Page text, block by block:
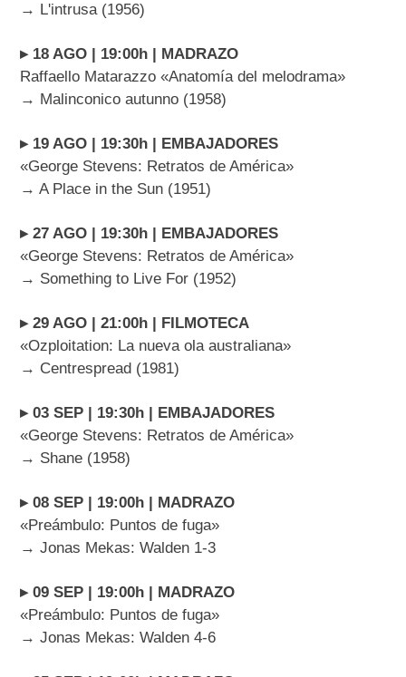
→ L'intrusa (1956)
▸ 18 AGO | 19:00h | MADRAZO
Raffaello Matarazzo «Anatomía del melodrama»
→ Malinconico autunno (1958)
▸ 19 AGO | 19:30h | EMBAJADORES
«George Stevens: Retratos de América»
→ A Place in the Sun (1951)
▸ 27 AGO | 19:30h | EMBAJADORES
«George Stevens: Retratos de América»
→ Something to Live For (1952)
▸ 29 AGO | 21:00h | FILMOTECA
«Ozploitation: La nueva ola australiana»
→ Centrespread (1981)
▸ 03 SEP | 19:30h | EMBAJADORES
«George Stevens: Retratos de América»
→ Shane (1958)
▸ 08 SEP | 19:00h | MADRAZO
«Preámbulo: Puntos de fuga»
→ Jonas Mekas: Walden 1-3
▸ 09 SEP | 19:00h | MADRAZO
«Preámbulo: Puntos de fuga»
→ Jonas Mekas: Walden 4-6